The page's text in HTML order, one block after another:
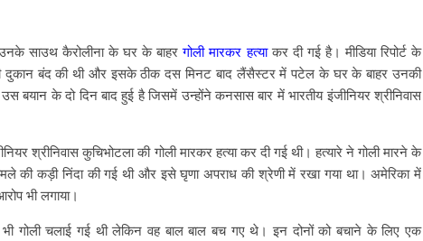
उनके साउथ कैरोलीना के घर के बाहरगोली मारकर हत्याकर दी गई है। मीडिया रिपोर्ट के
दुकान बंद की थी और इसके ठीक दस मिनट बाद लैंसैस्टर में पटेल के घर के बाहर उनकी
बयान के दो दिन बाद हुई है जिसमें उन्होंने कनसास बार में भारतीय इंजीनियर श्रीनिवास
श्रीनिवास कुचिभोटला की गोली मारकर हत्या कर दी गई थी। हत्यारे ने गोली मारने के
की कड़ी निंदा की गई थी और इसे घृणा अपराध की श्रेणी में रखा गया था। अमेरिका में
भी लगाया।
गोली चलाई गई थी लेकिन वह बाल बाल बच गए थे। इन दोनों को बचाने के लिए एक